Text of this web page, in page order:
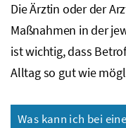
Die Ärztin oder der
Maßnahmen in der
ist wichtig, dass
Alltag so gut wie
Was kann ich bei